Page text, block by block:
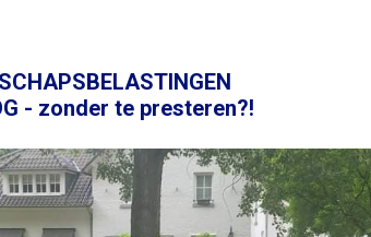
- zonder te presteren?!